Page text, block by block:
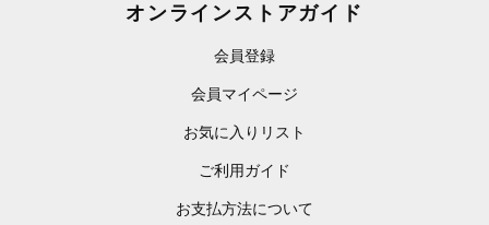
オンラインストアガイド
会員登録
会員マイページ
お気に入りリスト
ご利用ガイド
お支払方法について